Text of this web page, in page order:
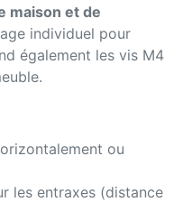
maison et de
individuel pour
également les vis M4
ou
les entraxes (distance